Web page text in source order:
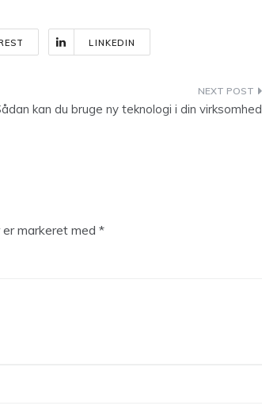
LINKEDIN
kan du bruge ny teknologi i din virksomhed
markeret med *